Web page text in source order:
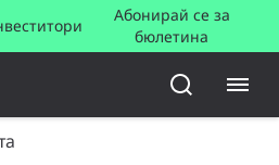
Абонирай се за
бюлетина